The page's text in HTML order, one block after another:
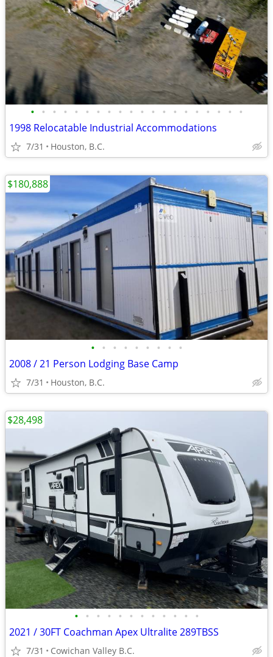
• • • • • • • • • • • • • • • • • • • •
1998 Relocatable Industrial Accommodations
7/31 Houston, B.C.
• • • • • • • • •
2008 / 21 Person Lodging Base Camp
7/31 Houston, B.C.
$180,888
• • • • • • • • • • • •
2021 / 30FT Coachman Apex Ultralite 289TBSS
7/31 Cowichan Valley B.C.
$28,498